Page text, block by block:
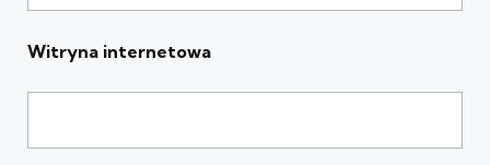
Witryna internetowa